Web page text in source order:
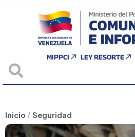
MIPPCI LEY RESORTE
Inicio / Seguridad